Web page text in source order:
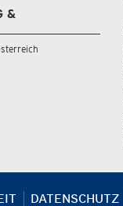
&
DATENSCHUTZ